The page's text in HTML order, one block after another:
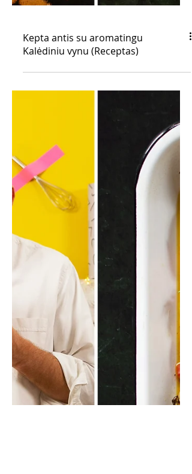
Kepta antis su aromatingu
Kalėdiniu vynu (Receptas)